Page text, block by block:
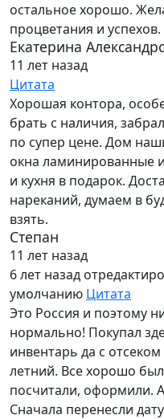
остальное хорошо.
процветания и успехов.
Екатерина
11 лет назад
Цитата
Хорошая контора,
брать с наличия,
по супер цене. Дом
окна ламинированные
и кухня в подарок.
нареканий, думаем в
взять.
Степан
11 лет назад
6 лет назад
умолчанию Цитата
Это Россия и поэтому
нормально! Покупал
инвентарь да с
летний. Все хорошо
посчитали, оформили.
Сначала перенесли